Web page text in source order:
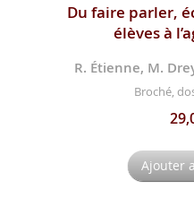
Du faire parler,
élèves à
R. Étienne, M.
Broché,
Ajouter